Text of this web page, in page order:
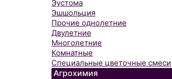
Эустома
Эшшольция
Прочие однолетние
Двулетние
Многолетние
Комнатные
Специальные цветочные смеси
Агрохимия